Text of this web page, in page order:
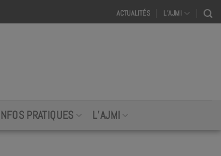
ACTUALITÉS L’AJMI
PRATIQUES L’AJMI